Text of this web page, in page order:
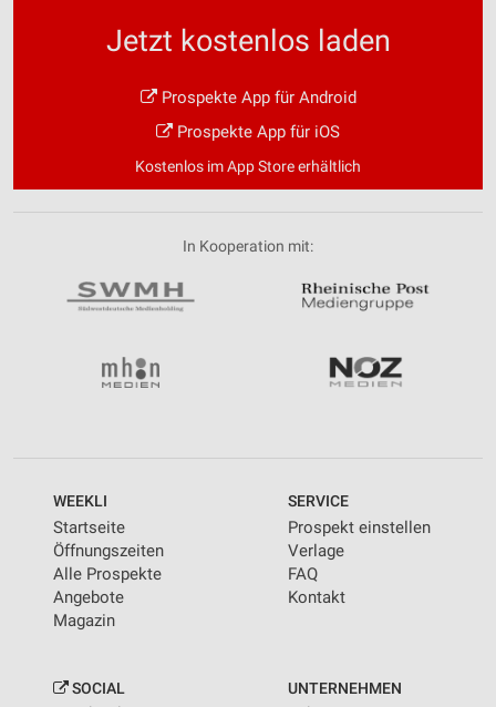
Jetzt kostenlos laden
Prospekte App für Android
Prospekte App für iOS
Kostenlos im App Store erhältlich
In Kooperation mit:
WEEKLI
Startseite
Öffnungszeiten
Alle Prospekte
Angebote
Magazin
SERVICE
Prospekt einstellen
Verlage
FAQ
Kontakt
SOCIAL UNTERNEHMEN